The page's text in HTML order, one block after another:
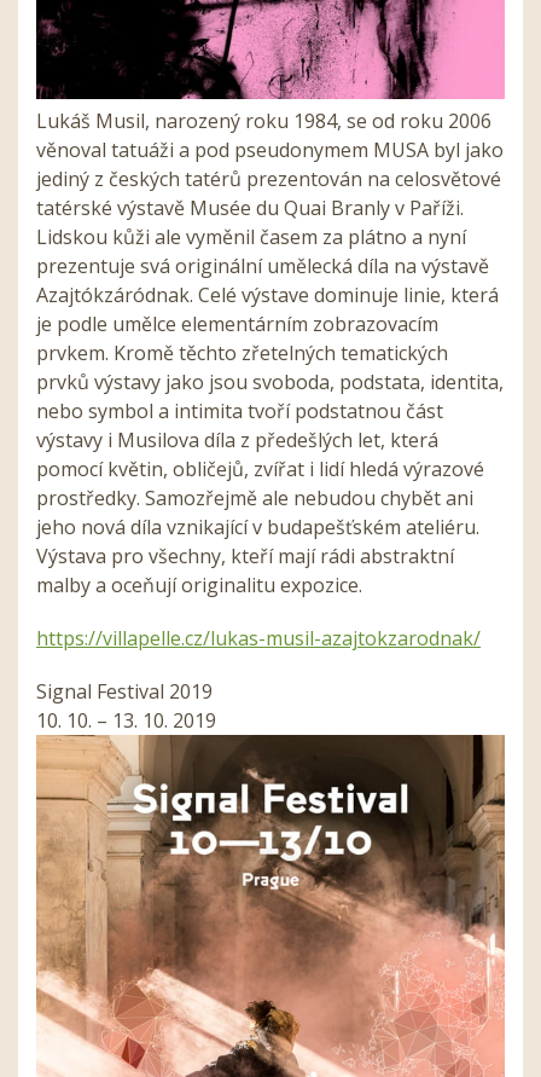
Lukáš Musil, narozený roku 1984, se od roku 2006
věnoval tatuáži a pod pseudonymem MUSA byl jako
jediný z českých tatérů prezentován na celosvětové
tatérské výstavě Musée du Quai Branly v Paříži.
Lidskou kůži ale vyměnil časem za plátno a nyní
prezentuje svá originální umělecká díla na výstavě
Azajtókzáródnak. Celé výstave dominuje linie, která
je podle umělce elementárním zobrazovacím
prvkem. Kromě těchto zřetelných tematických
prvků výstavy jako jsou svoboda, podstata, identita,
nebo symbol a intimita tvoří podstatnou část
výstavy i Musilova díla z předešlých let, která
pomocí květin, obličejů, zvířat i lidí hledá výrazové
prostředky. Samozřejmě ale nebudou chybět ani
jeho nová díla vznikající v budapešťském ateliéru.
Výstava pro všechny, kteří mají rádi abstraktní
malby a oceňují originalitu expozice.
https://villapelle.cz/lukas-musil-azajtokzarodnak/
Signal Festival 2019
10. 10. – 13. 10. 2019